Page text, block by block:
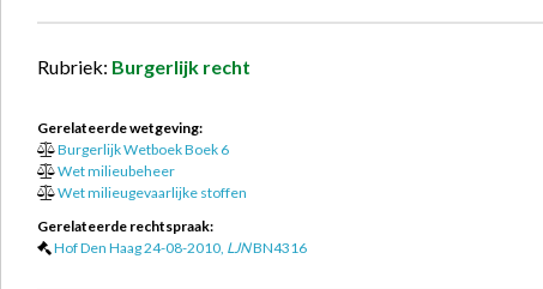
Rubriek: Burgerlijk recht
Gerelateerde wetgeving:
Burgerlijk Wetboek Boek 6
Wet milieubeheer
Wet milieugevaarlijke stoffen
Gerelateerde rechtspraak:
Hof Den Haag 24-08-2010, LJNBN4316